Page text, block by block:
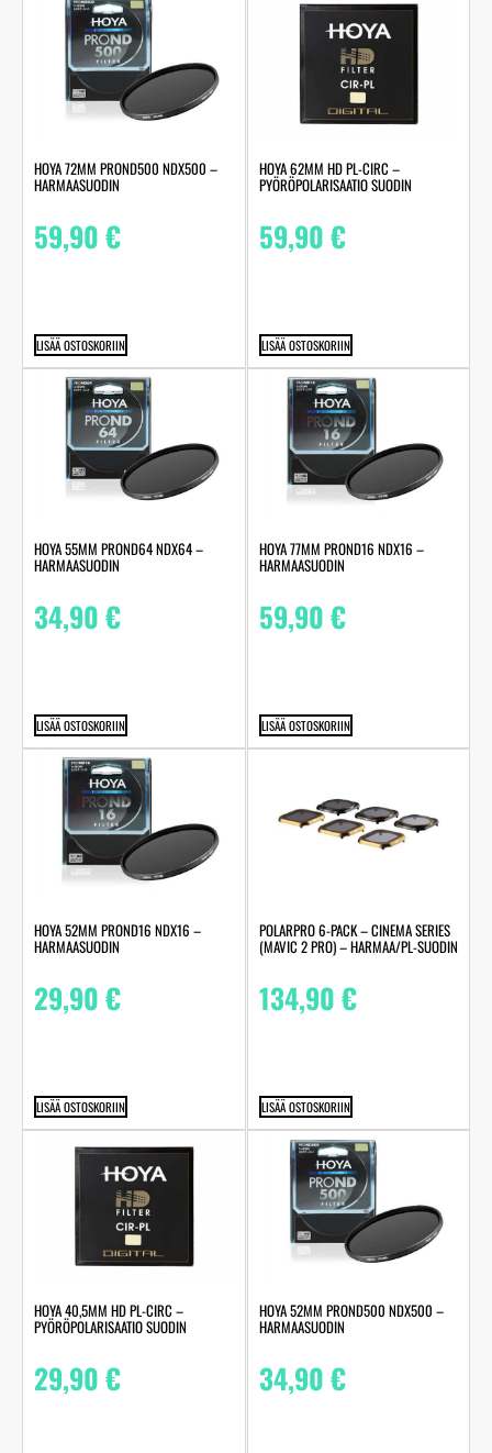
HOYA 72MM PROND500 NDX500 –
HARMAASUODIN
59,90€
LISÄÄ OSTOSKORIIN
HOYA 62MM HD PL-CIRC –
PYÖRÖPOLARISAATIO SUODIN
59,90€
LISÄÄ OSTOSKORIIN
HOYA 55MM PROND64 NDX64 –
HARMAASUODIN
34,90€
LISÄÄ OSTOSKORIIN
HOYA 77MM PROND16 NDX16 –
HARMAASUODIN
59,90€
LISÄÄ OSTOSKORIIN
HOYA 52MM PROND16 NDX16 –
HARMAASUODIN
29,90€
LISÄÄ OSTOSKORIIN
POLARPRO 6-PACK – CINEMA SERIES
(MAVIC 2 PRO) – HARMAA/PL-SUODIN
134,90€
LISÄÄ OSTOSKORIIN
HOYA 40,5MM HD PL-CIRC –
PYÖRÖPOLARISAATIO SUODIN
29,90€
HOYA 52MM PROND500 NDX500 –
HARMAASUODIN
34,90€